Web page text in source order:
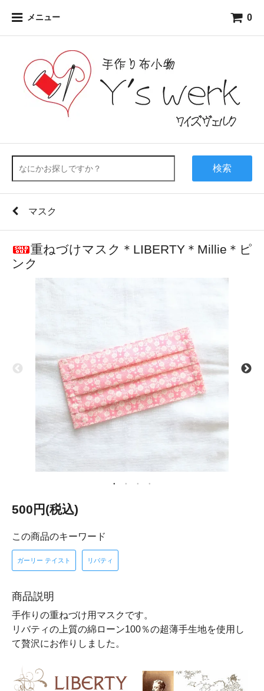
メニュー 0
検索
マスク
重ねづけマスク＊LIBERTY＊Millie＊ピ
ンク
500円(税込)
この商品のキーワード
ガーリー テイスト リバティ
商品説明
手作りの重ねづけ用マスクです。
リバティの上質の綿ローン100％の超薄手生地を使用し
て贅沢にお作りしました。